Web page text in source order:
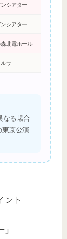
シアター
シアター
北電ホール
サ
なる場合
東京公演
ント